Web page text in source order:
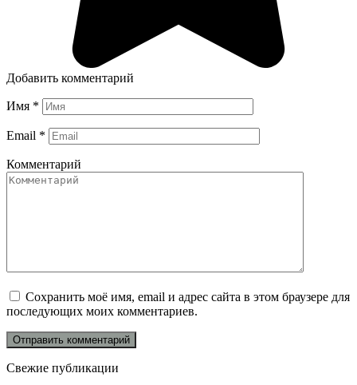
Добавить комментарий
Имя *
Email *
Комментарий
Сохранить моё имя, email и адрес сайта в этом браузере для
последующих моих комментариев.
Свежие публикации